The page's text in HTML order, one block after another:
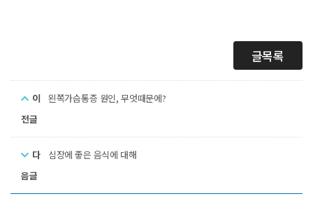
글목록
이
전글
왼쪽가슴통증 원인, 무엇때문에?
다
음글
심장에 좋은 음식에 대해